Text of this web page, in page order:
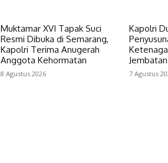
Muktamar XVI Tapak Suci
Resmi Dibuka di Semarang,
Kapolri Terima Anugerah
Anggota Kehormatan
8 Agustus 2026
Kapolri
7 Agustus